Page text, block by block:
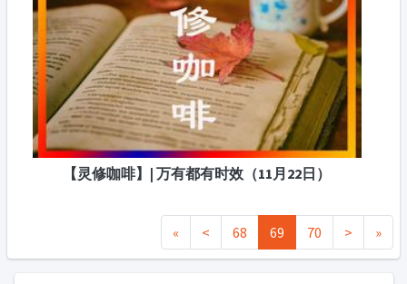
【灵修咖啡】| 万有都有时效（11月22日）
« < 68 69 70 > »